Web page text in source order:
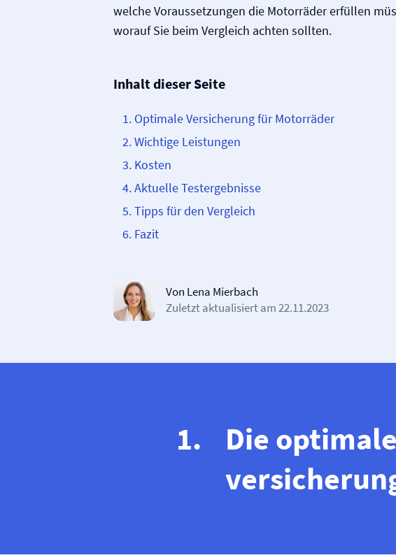
welche Voraussetzungen die Motorräder erfüllen
worauf Sie beim Vergleich achten sollten.
Inhalt dieser Seite
Optimale Versicherung für Motorräder
Wichtige Leistungen
Kosten
Aktuelle Testergebnisse
Tipps für den Vergleich
Fazit
Von Lena Mierbach
Zuletzt aktualisiert am22.11.2023
Die